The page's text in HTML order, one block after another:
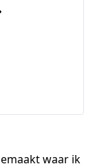
waar ik